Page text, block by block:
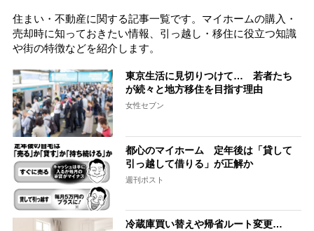
住まい・不動産に関する記事一覧です。マイホームの購入・
売却時に知っておきたい情報、引っ越し・移住に役立つ知識
や街の特徴などを紹介します。
東京生活に見切りつけて… 若者たち
が続々と地方移住を目指す理由
女性セブン
都心のマイホーム 定年後は「貸して
引っ越して借りる」が正解か
週刊ポスト
冷蔵庫買い替えや帰省ルート変更…